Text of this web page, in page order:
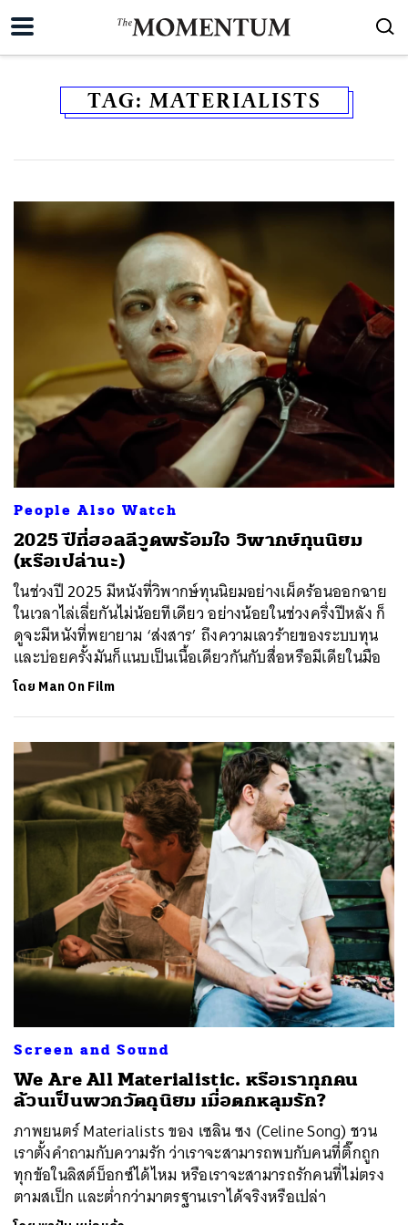
TAG: MATERIALISTS
People Also Watch
2025 ปีที่ฮอลลีวูดพร้อมใจ วิพากษ์ทุนนิยม
(หรือเปล่านะ)
ในช่วงปี 2025 มีหนังที่วิพากษ์ทุนนิยมอย่างเผ็ดร้อนออกฉาย
ในเวลาไล่เลี่ยกันไม่น้อยทีเดียว อย่างน้อยในช่วงครึ่งปีหลัง ก็
ดูจะมีหนังที่พยายาม ‘ส่งสาร’ ถึงความเลวร้ายของระบบทุน
และบ่อยครั้งมันก็แนบเป็นเนื้อเดียวกันกับสื่อหรือมีเดียในมือ
โดย Man On Film
Screen and Sound
We Are All Materialistic. หรือเราทุกคน
ล้วนเป็นพวกวัตถุนิยม เมื่อตกหลุมรัก?
ภาพยนตร์ Materialists ของ เซลิน ซง (Celine Song) ชวน
เราตั้งคำถามกับความรัก ว่าเราจะสามารถพบกับคนที่ติ๊กถูก
ทุกข้อในลิสต์บ็อกซ์ได้ไหม หรือเราจะสามารถรักคนที่ไม่ตรง
ตามสเป็ก และต่ำกว่ามาตรฐานเราได้จริงหรือเปล่า
ค้นหา
SHARE TWEET LINE EMAIL